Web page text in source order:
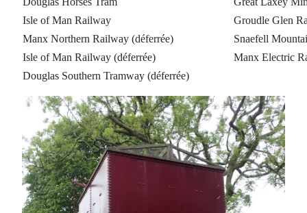
Isle of Man Railway
Groudle Glen
Manx Northern Railway (déferrée)
Snaefell
Isle of Man Railway (déferrée)
Manx Electric
Douglas Southern Tramway (déferrée)